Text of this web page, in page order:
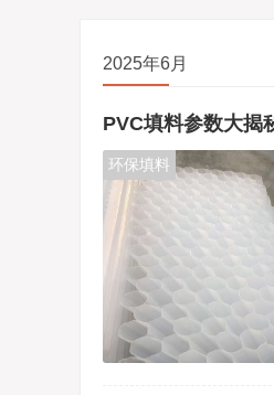
2025年6月
PVC填料参数大揭
环保填料